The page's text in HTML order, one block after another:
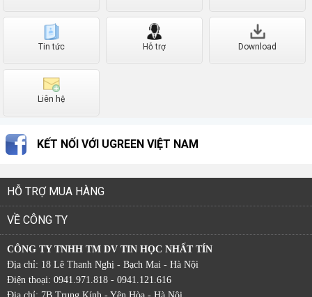
Tin tức Hỗ trợ Download
Liên hệ
KẾT NỐI VỚI UGREEN VIỆT NAM
HỖ TRỢ MUA HÀNG
VỀ CÔNG TY
CÔNG TY TNHH TM DV TIN HỌC NHẤT TÍN
Địa chỉ: 18 Lê Thanh Nghị - Bạch Mai - Hà Nội
Điện thoại: 0941.971.818 - 0941.121.616